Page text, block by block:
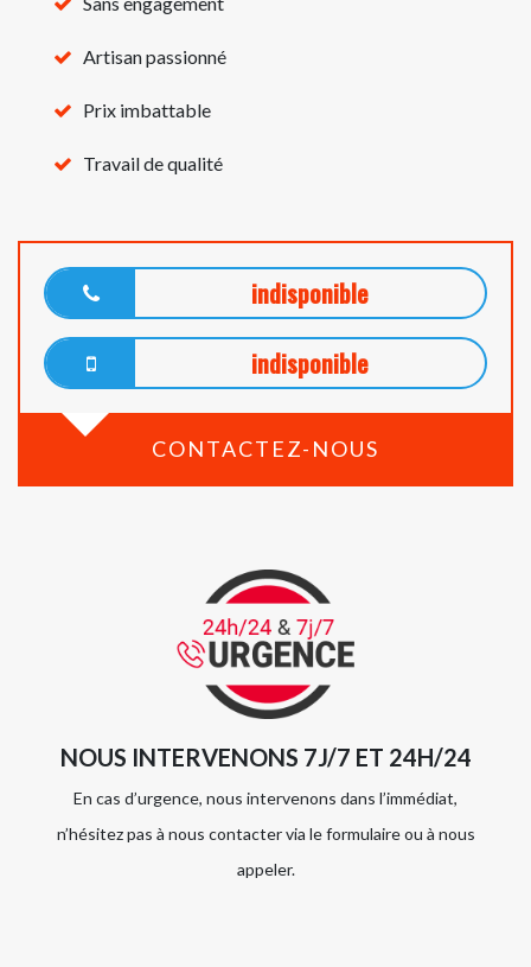
Artisan passionné
Prix imbattable
Travail de qualité
indisponible
indisponible
CONTACTEZ-NOUS
NOUS INTERVENONS 7J/7 ET 24H/24
En cas d’urgence, nous intervenons dans l’immédiat,
n’hésitez pas à nous contacter via le formulaire ou à nous
appeler.